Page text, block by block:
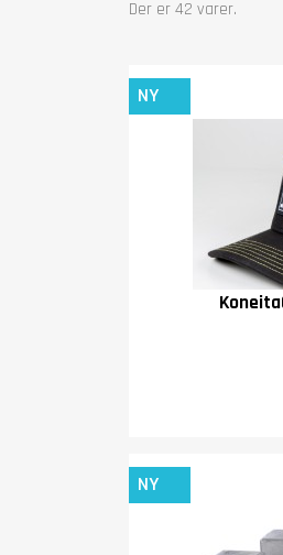
Der er 42 varer.
NY
NY